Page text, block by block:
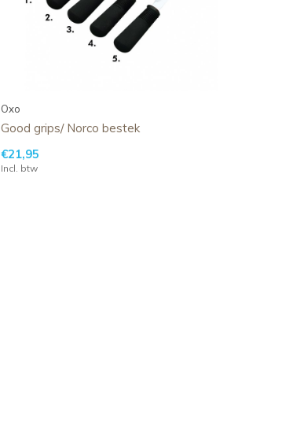
Oxo
Good grips/ Norco bestek
€21,95
Incl. btw